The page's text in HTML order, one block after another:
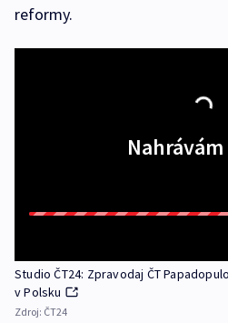
reformy.
Studio ČT24: Zpravodaj ČT
v Polsku
Zdroj: ČT24